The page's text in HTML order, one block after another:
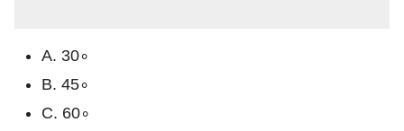
A. 30∘
B. 45∘
C. 60∘